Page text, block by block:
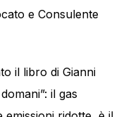
e Consulente
il libro di Gianni
il gas